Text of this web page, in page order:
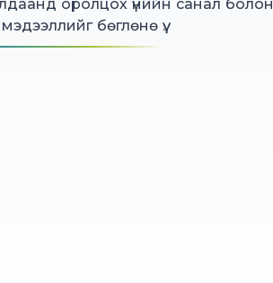
оролцох үнийн санал болон
бөглөнө үү.